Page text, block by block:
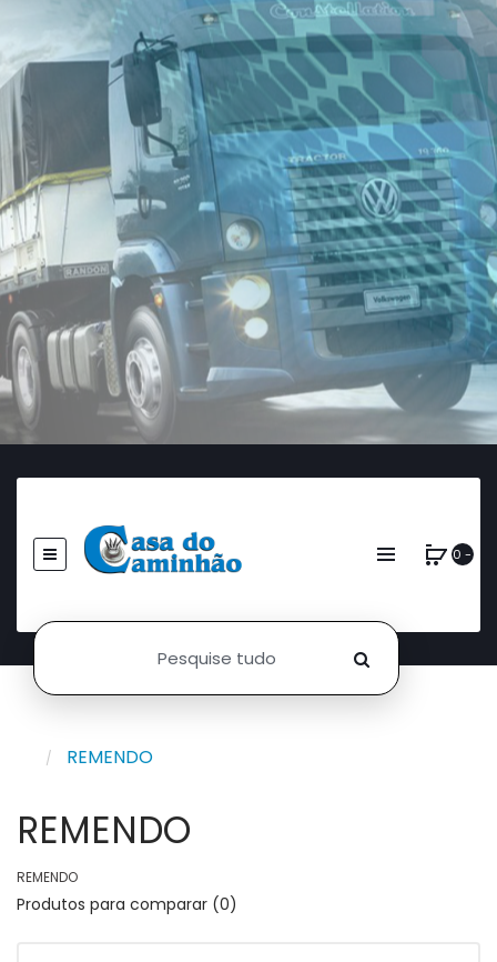
0 -
REMENDO
REMENDO
REMENDO
Produtos para comparar (0)